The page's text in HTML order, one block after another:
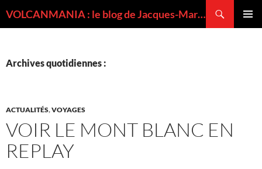
VOLCANMANIA : le blog de Jacques-Marie BARDINTZEFF, volcanologue
Archives quotidiennes :
ACTUALITÉS,VOYAGES
VOIR LE MONT BLANC EN
REPLAY